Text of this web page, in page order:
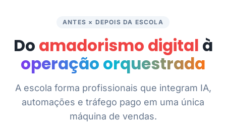
ANTES × DEPOIS DA ESCOLA
Do amadorismo digital à
operação orquestrada
A escola forma profissionais que integram IA,
automações e tráfego pago em uma única
máquina de vendas.